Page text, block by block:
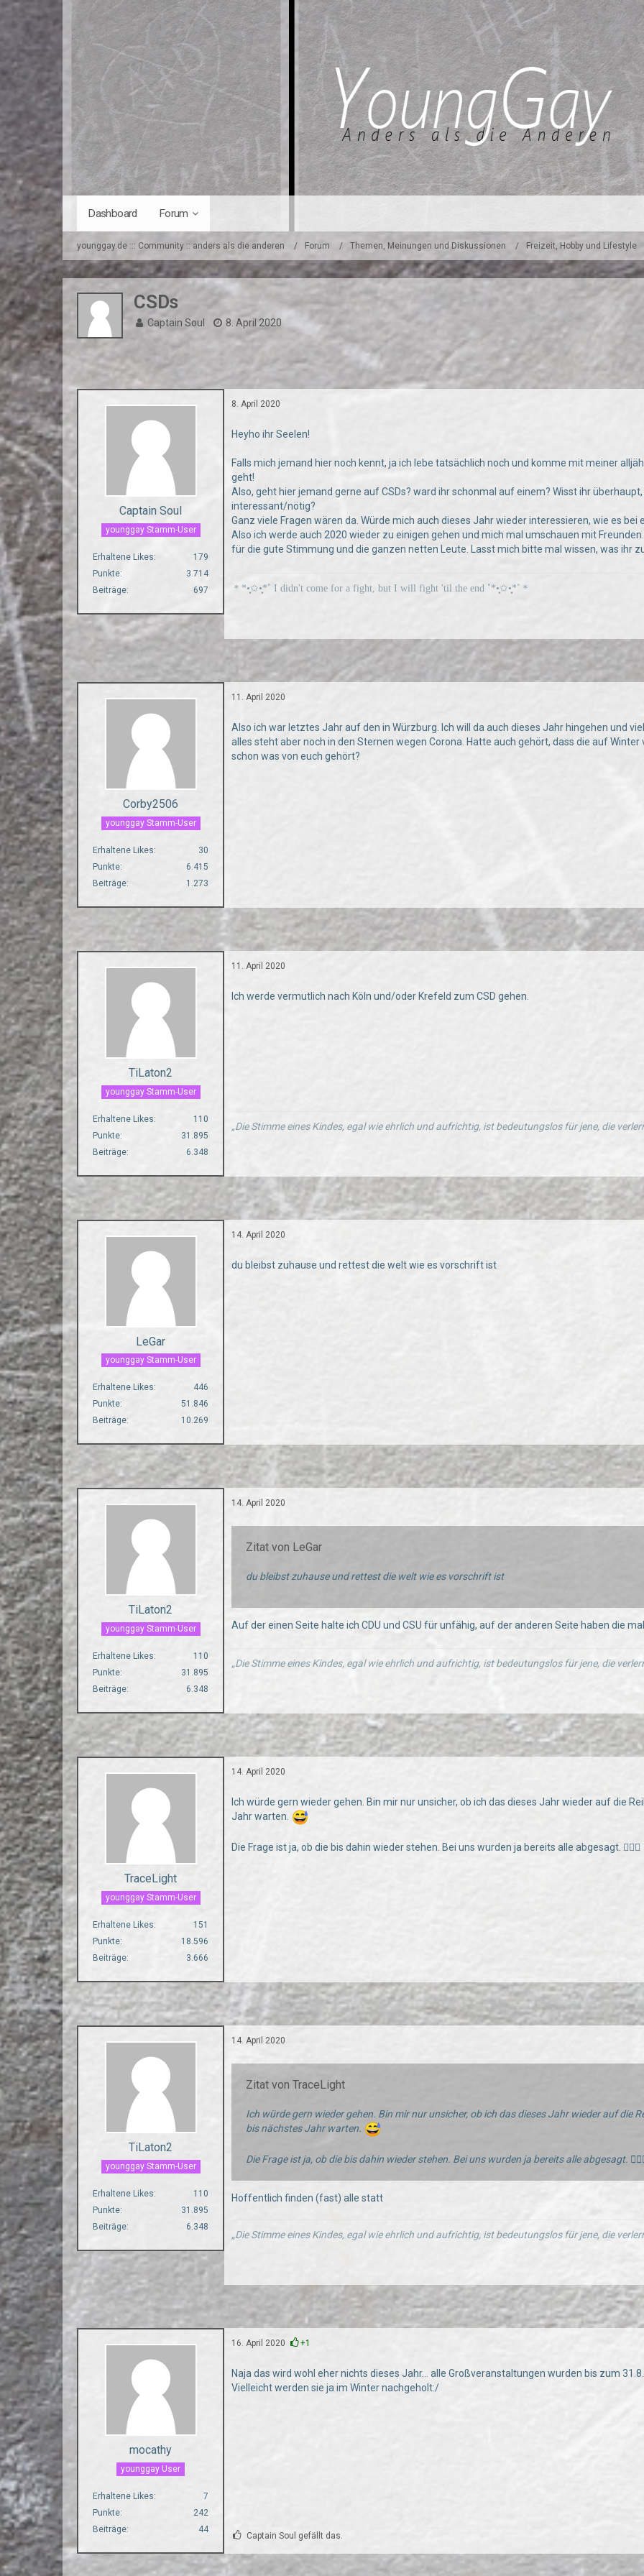
Dashboard Forum
younggay.de ::: Community :: anders als die anderen Forum Themen, Meinungen und Diskussionen Freizeit, Hobby und Lifestyle
CSDs
Captain Soul 8. April 2020
Captain Soul
younggay Stamm-User
Erhaltene Likes
179
Punkte
3.714
Beiträge
697
8. April 2020
Heyho ihr Seelen!
Falls mich jemand hier noch kennt, ja ich lebe tatsächlich noch und komme mit meiner
geht!
Also, geht hier jemand gerne auf CSDs? ward ihr schonmal auf einem? Wisst ihr
interessant/nötig?
Ganz viele Fragen wären da. Würde mich auch dieses Jahr wieder interessieren, wie es bei
Also ich werde auch 2020 wieder zu einigen gehen und mich mal umschauen mit
für die gute Stimmung und die ganzen netten Leute. Lasst mich bitte mal wissen, was ihr
＊*•̩̩͙✩•̩̩͙*˚ I didn't come for a fight, but I will fight 'til the end ˚*•̩̩͙✩•̩̩͙*˚＊
Corby2506
younggay Stamm-User
Erhaltene Likes
30
Punkte
6.415
Beiträge
1.273
11. April 2020
Also ich war letztes Jahr auf den in Würzburg. Ich will da auch dieses Jahr hingehen und
alles steht aber noch in den Sternen wegen Corona. Hatte auch gehört, dass die auf
schon was von euch gehört?
TiLaton2
younggay Stamm-User
Erhaltene Likes
110
Punkte
31.895
Beiträge
6.348
11. April 2020
Ich werde vermutlich nach Köln und/oder Krefeld zum CSD gehen.
„Die Stimme eines Kindes, egal wie ehrlich und aufrichtig, ist bedeutungslos für jene, die
LeGar
younggay Stamm-User
Erhaltene Likes
446
Punkte
51.846
Beiträge
10.269
14. April 2020
du bleibst zuhause und rettest die welt wie es vorschrift ist
TiLaton2
younggay Stamm-User
Erhaltene Likes
110
Punkte
31.895
Beiträge
6.348
14. April 2020
Zitat von LeGar
du bleibst zuhause und rettest die welt wie es vorschrift ist
Auf der einen Seite halte ich CDU und CSU für unfähig, auf der anderen Seite haben die
„Die Stimme eines Kindes, egal wie ehrlich und aufrichtig, ist bedeutungslos für jene, die
TraceLight
younggay Stamm-User
Erhaltene Likes
151
Punkte
18.596
Beiträge
3.666
14. April 2020
Ich würde gern wieder gehen. Bin mir nur unsicher, ob ich das dieses Jahr wieder auf die
Jahr warten.
Die Frage ist ja, ob die bis dahin wieder stehen. Bei uns wurden ja bereits alle abgesagt. 🤷🏻‍♂️
TiLaton2
younggay Stamm-User
Erhaltene Likes
110
Punkte
31.895
Beiträge
6.348
14. April 2020
Zitat von TraceLight
Ich würde gern wieder gehen. Bin mir nur unsicher, ob ich das dieses Jahr wieder auf die
bis nächstes Jahr warten.
Die Frage ist ja, ob die bis dahin wieder stehen. Bei uns wurden ja bereits alle abgesagt.
Hoffentlich finden (fast) alle statt
„Die Stimme eines Kindes, egal wie ehrlich und aufrichtig, ist bedeutungslos für jene, die
mocathy
younggay User
Erhaltene Likes
7
Punkte
242
Beiträge
44
16. April 2020 +1
Naja das wird wohl eher nichts dieses Jahr... alle Großveranstaltungen wurden bis zum
Vielleicht werden sie ja im Winter nachgeholt:/
Captain Soul gefällt das.